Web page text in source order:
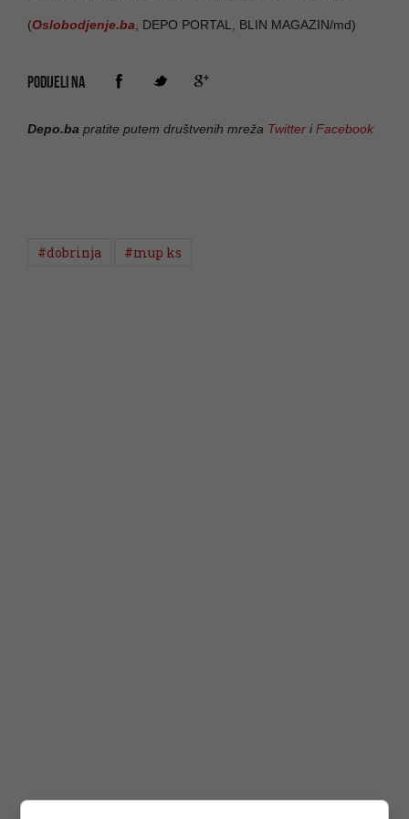
(Oslobodjenje.ba , DEPO PORTAL, BLIN MAGAZIN/md)
PODIJELI NA
Depo.ba pratite putem društvenih mreža Twitter iFacebook
#dobrinja #mup ks